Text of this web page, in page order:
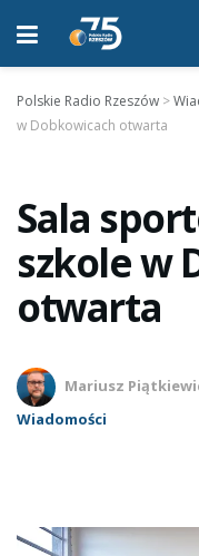
Polskie Radio Rzeszów >
w Dobkowicach otwarta
Sala
szkole w
otwarta
Mariusz
Wiadomości